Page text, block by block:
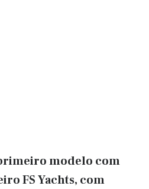
modelo com
FS Yachts, com